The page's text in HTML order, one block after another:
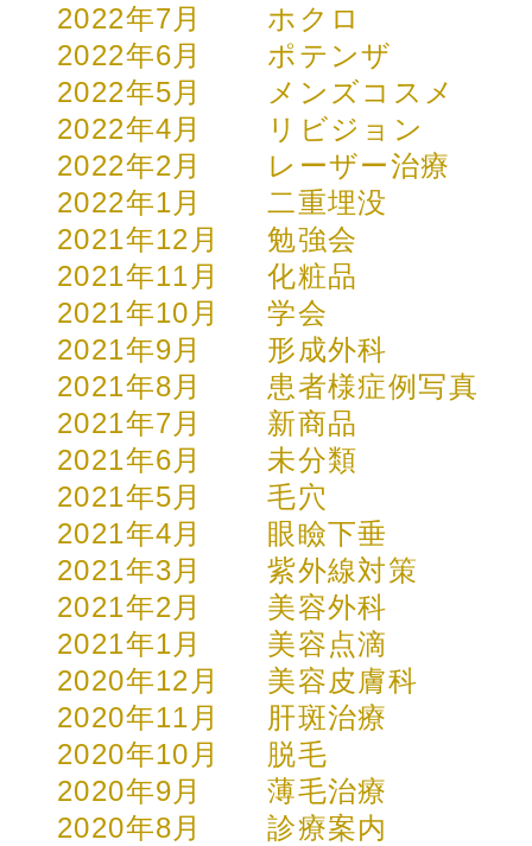
2022年7月
2022年6月
2022年5月
2022年4月
2022年2月
2022年1月
2021年12月
2021年11月
2021年10月
2021年9月
2021年8月
2021年7月
2021年6月
2021年5月
2021年4月
2021年3月
2021年2月
2021年1月
2020年12月
2020年11月
2020年10月
2020年9月
2020年8月
ホクロ
ポテンザ
メンズコスメ
リビジョン
レーザー治療
二重埋没
勉強会
化粧品
学会
形成外科
患者様症例写真
新商品
未分類
毛穴
眼瞼下垂
紫外線対策
美容外科
美容点滴
美容皮膚科
肝斑治療
脱毛
薄毛治療
診療案内